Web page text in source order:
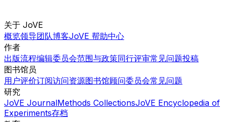
关于 JoVE
概览领导团队博客JoVE 帮助中心
作者
出版流程编辑委员会范围与政策同行评审常见问题投稿
图书馆员
用户评价订阅访问资源图书馆顾问委员会常见问题
研究
JoVE JournalMethods CollectionsJoVE Encyclopedia of
Experiments存档